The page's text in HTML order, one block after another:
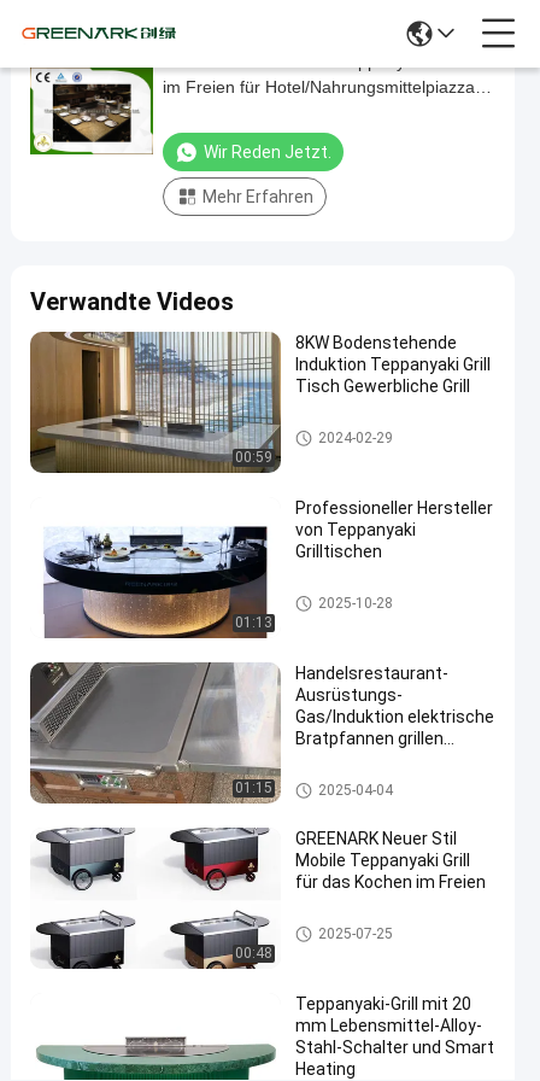
Grill-
Innentabelle
9
SitzTeppanyaki
für
Hotel/Nahrungsmittelpiazza/-
restaurant/-
Bar
Teppanyaki-
2025-
Teilen
#
errichtet in
teppanyaki
Grill
teppanyaki
Tabellengrill
#
teppanyaki
Grill
h
e
im Freien für Hotel/Nahrungsmittelpiazza/-
Wir Reden Jetzt.
Mehr Erfahren
Verwandte Videos
00:59
8KW Bodenstehende
Induktion Teppanyaki Grill
Tisch Gewerbliche Grill
Teppanyaki-Grill-Tabelle
2024-02-29
01:13
Professioneller Hersteller
von Teppanyaki
Grilltischen
Teppanyaki-Grill-Tabelle
2025-10-28
01:15
Handelsrestaurant-
Ausrüstungs-
Gas/Induktion elektrische
Bratpfannen grillen
Tabelle
Teppanyaki-Grill-Tabelle
2025-04-04
00:48
GREENARK Neuer Stil
Mobile Teppanyaki Grill
für das Kochen im Freien
Teppanyaki-Grill-Tabelle
2025-07-25
Teppanyaki-Grill mit 20
mm Lebensmittel-Alloy-
Stahl-Schalter und Smart
Heating